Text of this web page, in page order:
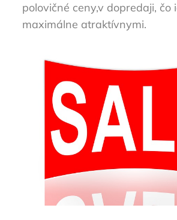
polovičné ceny,v dopredaji, čo
maximálne atraktívnymi.